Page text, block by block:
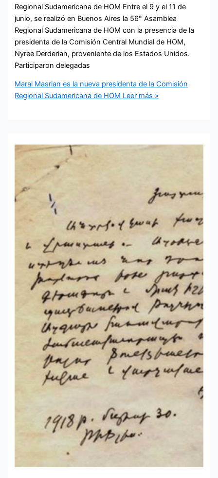
Regional Sudamericana de HOM Entre el 9 y el 11 de
junio, se realizó en Buenos Aires la 56° Asamblea
Regional Sudamericana de HOM con la presencia de la
presidenta de la Comisión Central Mundial de HOM,
Nyree Derderian, proveniente de los Estados Unidos.
Participaron delegadas
Maral Masrian es la nueva presidenta de la Comisión
Regional Sudamericana de HOM Leer más »